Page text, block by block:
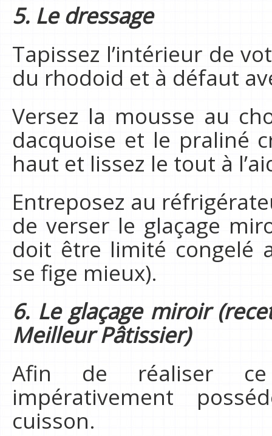
5. Le dressage
Tapissez l’intérieur de
du rhodoid et à défaut
Versez la mousse au
dacquoise et le praliné
haut et lissez le tout à
Entreposez au
de verser le glaçage
doit être limité congelé
se fige mieux).
6. Le glaçage miroir
Meilleur Pâtissier)
Afin de réaliser ce
impérativement
cuisson.